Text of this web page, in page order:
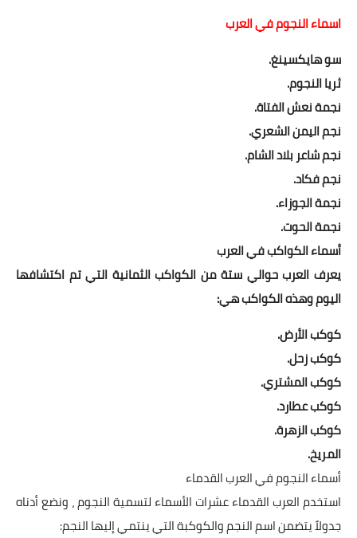
اسماء النجوم في العرب
سو هايكسينغ.
ثريا النجوم.
نجمة نعش الفتاة.
نجم اليمن الشعري.
نجم شاعر بلاد الشام.
نجم فكاد.
نجمة الجوزاء.
نجمة الحوت.
أسماء الكواكب في العرب
يعرف العرب حوالي ستة من الكواكب الثمانية التي تم اكتشافها
اليوم وهذه الكواكب هي:
كوكب الأرض.
كوكب زحل.
كوكب المشتري.
كوكب عطارد.
كوكب الزهرة.
المريخ.
أسماء النجوم في العرب القدماء
استخدم العرب القدماء عشرات الأسماء لتسمية النجوم ، ونضع أدناه
جدولاً يتضمن اسم النجم والكوكبة التي ينتمي إليها النجم: